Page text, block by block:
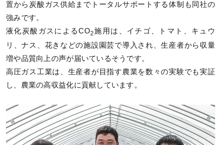
置から炭酸ガス供給までトータルサポートする体制も同社の
強みです。
液化炭酸ガスによるCO2施用は、イチゴ、トマト、キュウ
リ、ナス、花きなどの施設園芸で導入され、生産者から収量
増や品質向上の声が届いているそうです。
高圧ガス工業は、生産者が目指す農業を数々の実験でも実証
し、農業の高収益化に貢献しています。